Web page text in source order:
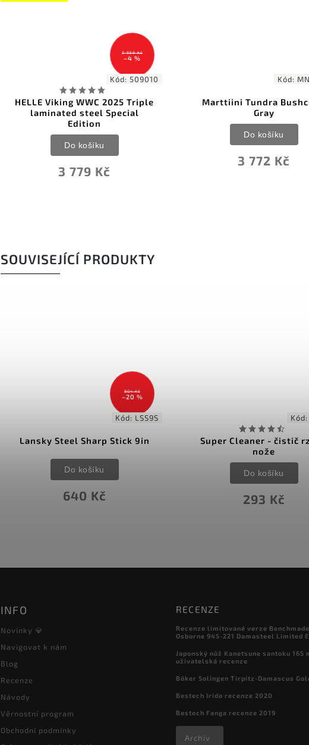
Kód:MN352015
Marttiini Tundra Bushcraft
Gray
3 772 Kč
Do košíku
Kód:
Svord Bowie
4 451 Kč
Do košíku
SOUVISEJÍCÍ PRODUKTY
Kód:SR0101
Super Cleaner - čistič rzi na
293 Kč
Do košíku
Kód:
DMT DiaSharp
292mm Coarse/Extra
3 931 Kč
Do košíku
INFO
Novinky 💎
Navigovat k nám
Blog
Recenze
Návody
Věrnostní program
Obchodní podmínky
RECENZE
Recenze limitované verze
Osborne 945-221 Damasteel Limited
Japonský nůž Kanetsune santoku 165
uživatelská recenze
Böker Solingen Tirpitz-Damascus
Bestech Irida recenze 2020
Bestech Fanga recenze 2019
Archiv